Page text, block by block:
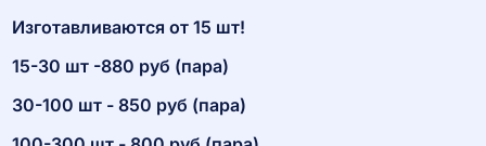
Изготавливаются от 15 шт!
15-30 шт -880 руб (пара)
30-100 шт - 850 руб (пара)